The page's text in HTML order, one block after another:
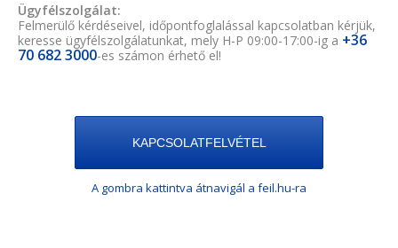
Ügyfélszolgálat:
Felmerülő kérdéseivel, időpontfoglalással kapcsolatban kérjük,
keresse ügyfélszolgálatunkat, mely H-P 09:00-17:00-ig a +36
70 682 3000-es számon érhető el!
KAPCSOLATFELVÉTEL
A gombra kattintva átnavigál a feil.hu-ra